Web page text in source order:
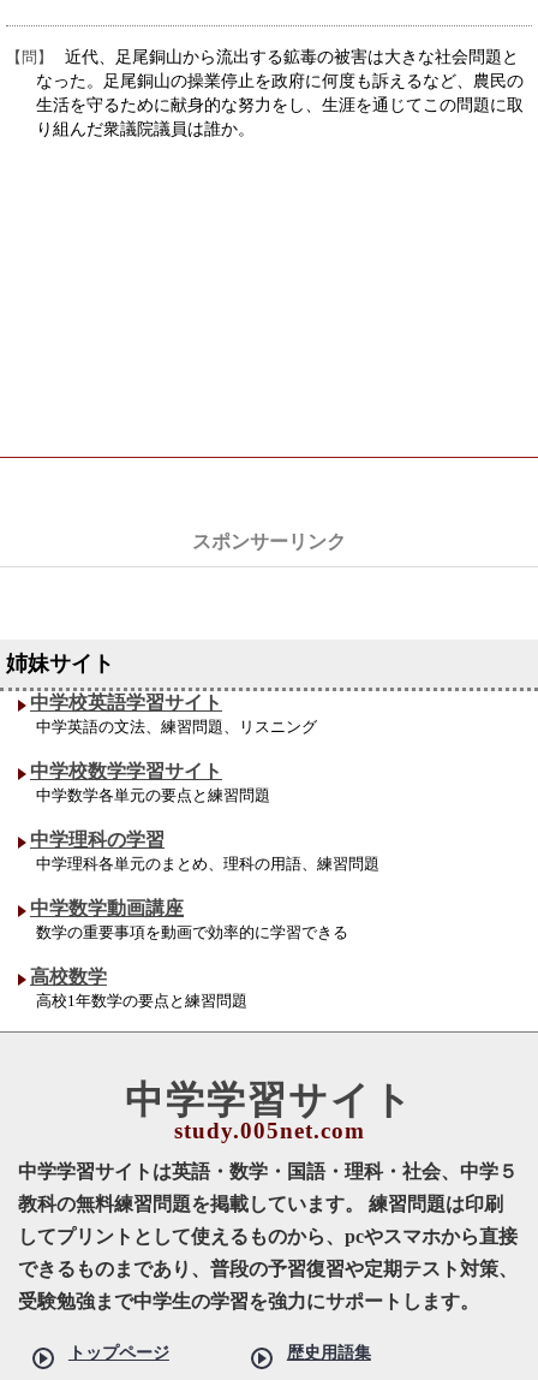
近代、足尾銅山から流出する鉱毒の被害は大きな社会問題と
なった。足尾銅山の操業停止を政府に何度も訴えるなど、農民の
生活を守るために献身的な努力をし、生涯を通じてこの問題に取
り組んだ衆議院議員は誰か。
中学校英語学習サイト
中学英語の文法、練習問題、リスニング
中学校数学学習サイト
中学数学各単元の要点と練習問題
中学理科の学習
中学理科各単元のまとめ、理科の用語、練習問題
中学数学動画講座
数学の重要事項を動画で効率的に学習できる
高校数学
高校1年数学の要点と練習問題
中学学習サイト
中学学習サイトは英語・数学・国語・理科・社会、中学５
教科の無料練習問題を掲載しています。 練習問題は印刷
してプリントとして使えるものから、pcやスマホから直接
できるものまであり、普段の予習復習や定期テスト対策、
受験勉強まで中学生の学習を強力にサポートします。
トップページ 歴史用語集